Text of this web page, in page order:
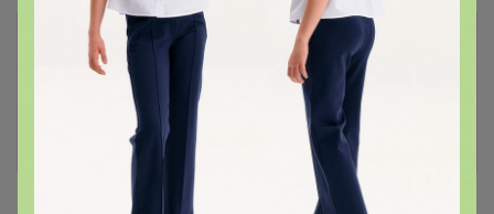
Сбор заказов в данной закупке
завершен.
К сожалению организатор еще не открыл
новую. Подпишитесь на новости закупки,
чтобы быть в курсе её открытия!